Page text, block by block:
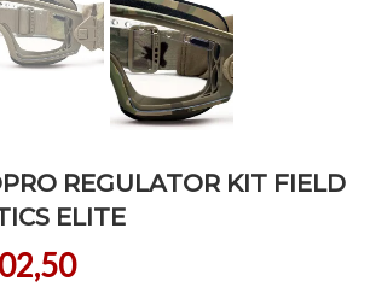
REGULATOR KIT FIELD
ELITE